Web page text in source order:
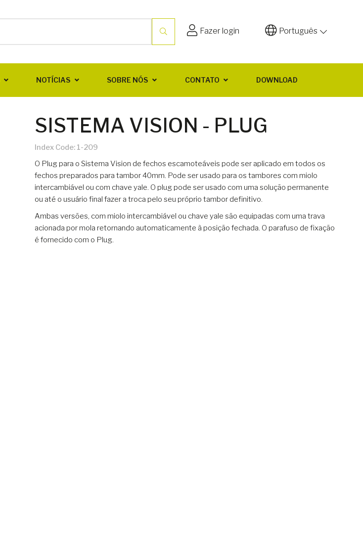
Fazer login Português
NOTÍCIAS SOBRE NÓS CONTATO DOWNLOAD
SISTEMA VISION - PLUG
Index Code: 1-209
O Plug para o Sistema Vision de fechos escamoteáveis pode ser aplicado em todos os
fechos preparados para tambor 40mm. Pode ser usado para os tambores com miolo
intercambiável ou com chave yale. O plug pode ser usado com uma solução permanente
ou até o usuário final fazer a troca pelo seu próprio tambor definitivo.
Ambas versões, com miolo intercambiável ou chave yale são equipadas com uma trava
acionada por mola retornando automaticamente à posição fechada. O parafuso de fixação
é fornecido com o Plug.